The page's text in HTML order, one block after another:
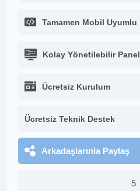
Tamamen Mobil Uyumlu
Kolay Yönetilebilir Panel
Ücretsiz Kurulum
Ücretsiz Teknik Destek
Arkadaşlarınla Paylaş
5